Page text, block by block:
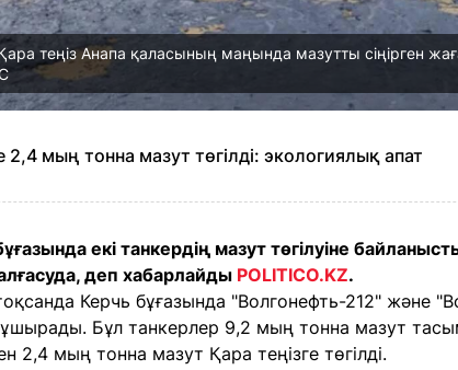
Қара теңіз Анапа қаласының маңында мазутты сіңірген
2,4 мың тонна мазут төгілді: экологиялық апат
екі танкердің мазут төгілуіне
деп хабарлайды POLITICO.KZ.
Керчь бұғазында "Волгонефть-212" және
Бұл танкерлер 9,2 мың тонна мазут
2,4 мың тонна мазут Қара теңізге төгілді.